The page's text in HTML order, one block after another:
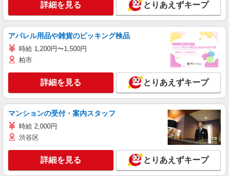
詳細を見る とりあえずキープ
アパレル用品や雑貨のピッキング検品
時給 1,200円〜1,500円
柏市
詳細を見る とりあえずキープ
マンションの受付・案内スタッフ
時給 2,000円
渋谷区
詳細を見る とりあえずキープ